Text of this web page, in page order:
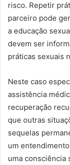
risco. Repetir
parceiro pode
a educação
devem ser
práticas sexuais
Neste caso
assistência
recuperação
que outras
sequelas
um
uma consciência